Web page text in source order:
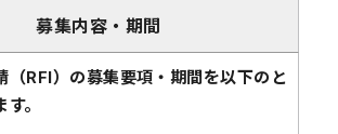
募集内容・期間
（RFI）の募集要項・期間を以下のと
。